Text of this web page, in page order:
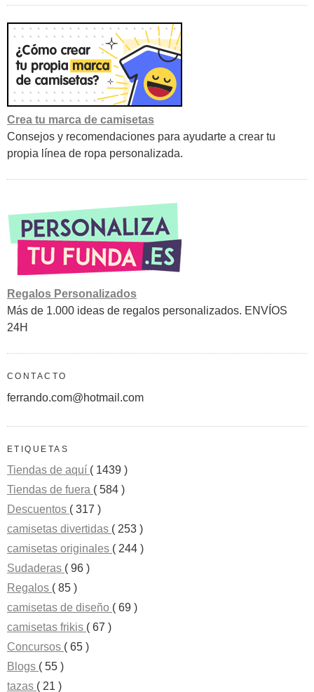
Crea tu marca de camisetas
Consejos y recomendaciones para ayudarte a crear tu
propia línea de ropa personalizada.
Regalos Personalizados
Más de 1.000 ideas de regalos personalizados. ENVÍOS
24H
CONTACTO
ferrando.com@hotmail.com
ETIQUETAS
Tiendas de aquí ( 1439 )
Tiendas de fuera ( 584 )
Descuentos ( 317 )
camisetas divertidas ( 253 )
camisetas originales ( 244 )
Sudaderas ( 96 )
Regalos ( 85 )
camisetas de diseño ( 69 )
camisetas frikis ( 67 )
Concursos ( 65 )
Blogs ( 55 )
tazas ( 21 )